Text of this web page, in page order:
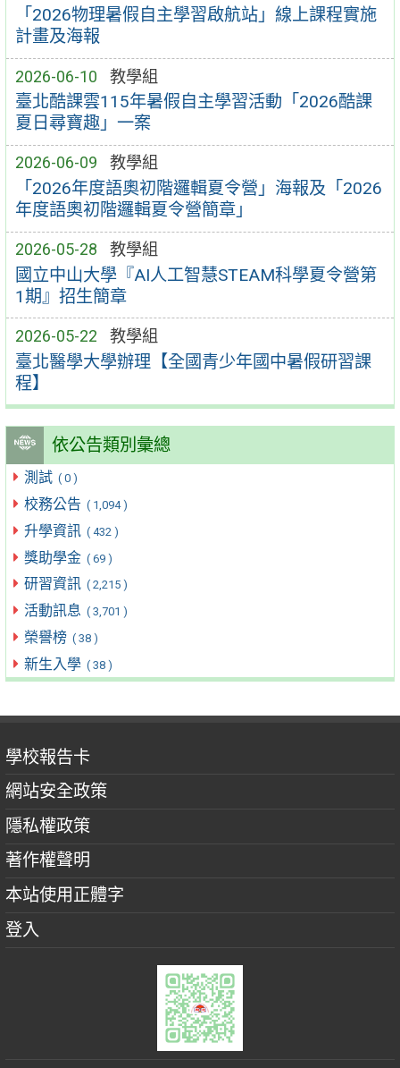
「2026物理暑假自主學習啟航站」線上課程實施
計畫及海報
2026-06-10 教學組
臺北酷課雲115年暑假自主學習活動「2026酷課
夏日尋寶趣」一案
2026-06-09 教學組
「2026年度語奧初階邏輯夏令營」海報及「2026
年度語奧初階邏輯夏令營簡章」
2026-05-28 教學組
國立中山大學『AI人工智慧STEAM科學夏令營第
1期』招生簡章
2026-05-22 教學組
臺北醫學大學辦理【全國青少年國中暑假研習課
程】
依公告類別彙總
測試 ( 0 )
校務公告 ( 1,094 )
升學資訊 ( 432 )
獎助學金 ( 69 )
研習資訊 ( 2,215 )
活動訊息 ( 3,701 )
榮譽榜 ( 38 )
新生入學 ( 38 )
學校報告卡
網站安全政策
隱私權政策
著作權聲明
本站使用正體字
登入